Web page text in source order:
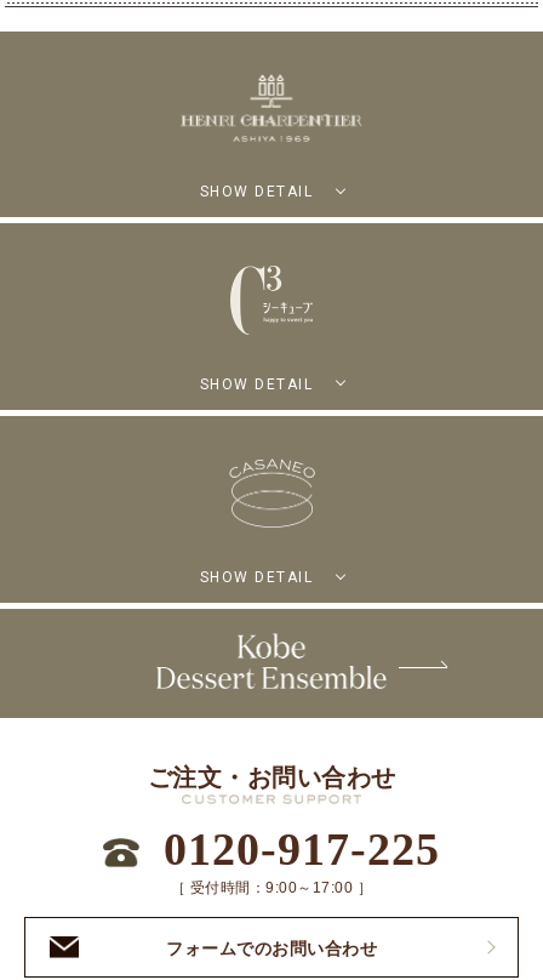
SHOW DETAIL
SHOW DETAIL
SHOW DETAIL
ご注文・お問い合わせ
0120-917-225
［ 受付時間：9:00～17:00 ］
フォームでのお問い合わせ